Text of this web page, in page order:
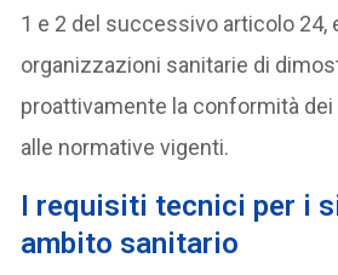
1 e 2 del successivo articolo 24,
organizzazioni sanitarie di
proattivamente la conformità
alle normative vigenti.
I requisiti tecnici per i
ambito sanitario